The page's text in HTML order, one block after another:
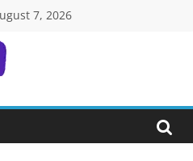
7, 2026